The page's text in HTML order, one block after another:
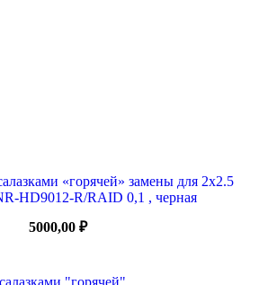
«горячей» замены для 2х2.5
HD9012-R/RAID 0,1 , черная
5000,00 ₽